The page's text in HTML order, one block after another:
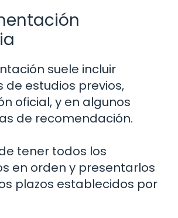
suele incluir
de estudios previos,
oficial, y en algunos
de recomendación.
tener todos los
en orden y presentarlos
plazos establecidos por